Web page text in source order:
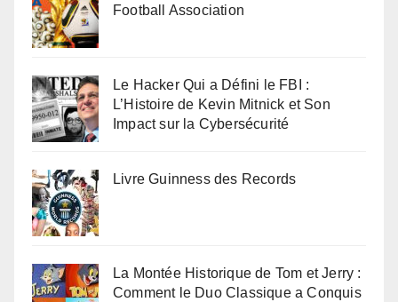
Football Association
Le Hacker Qui a Défini le FBI :
L’Histoire de Kevin Mitnick et Son
Impact sur la Cybersécurité
Livre Guinness des Records
La Montée Historique de Tom et Jerry :
Comment le Duo Classique a Conquis